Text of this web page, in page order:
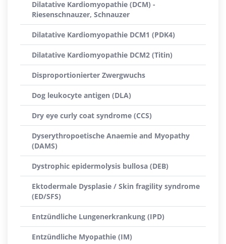
Dilatative Kardiomyopathie (DCM) -
Riesenschnauzer, Schnauzer
Dilatative Kardiomyopathie DCM1 (PDK4)
Dilatative Kardiomyopathie DCM2 (Titin)
Disproportionierter Zwergwuchs
Dog leukocyte antigen (DLA)
Dry eye curly coat syndrome (CCS)
Dyserythropoetische Anaemie and Myopathy
(DAMS)
Dystrophic epidermolysis bullosa (DEB)
Ektodermale Dysplasie / Skin fragility syndrome
(ED/SFS)
Entzündliche Lungenerkrankung (IPD)
Entzündliche Myopathie (IM)